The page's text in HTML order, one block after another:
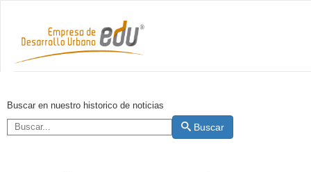
Buscar en nuestro historico de noticias
Buscar